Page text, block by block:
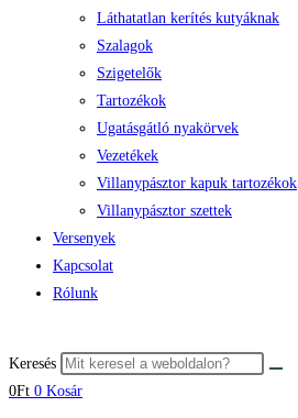
Láthatatlan kerítés kutyáknak
Szalagok
Szigetelők
Tartozékok
Ugatásgátló nyakörvek
Vezetékek
Villanypásztor kapuk tartozékok
Villanypásztor szettek
Versenyek
Kapcsolat
Rólunk
Keresés
0Ft 0 Kosár